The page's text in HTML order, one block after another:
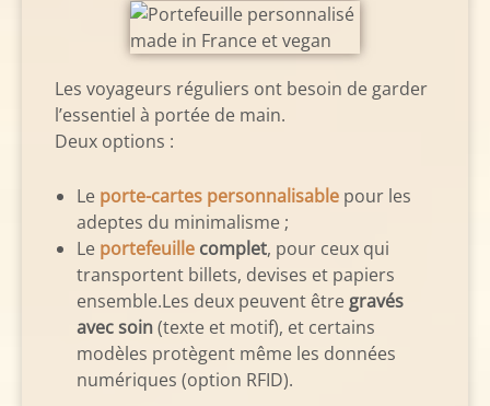
Les voyageurs réguliers ont besoin de garder
l’essentiel à portée de main.
Deux options :
Le porte-cartes personnalisable pour les
adeptes du minimalisme ;
Le portefeuille complet, pour ceux qui
transportent billets, devises et papiers
ensemble.Les deux peuvent être gravés
avec soin(texte et motif), et certains
modèles protègent même les données
numériques (option RFID).